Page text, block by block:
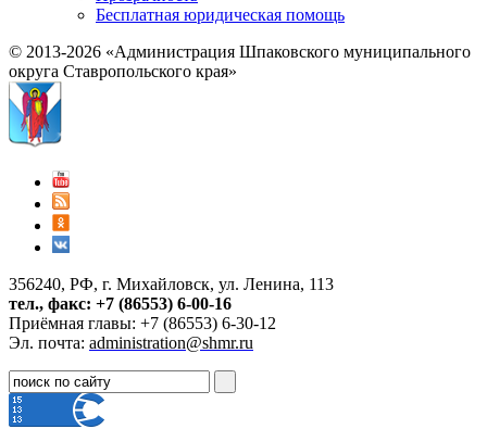
Бесплатная юридическая помощь
© 2013-2026 «Администрация Шпаковского муниципального
округа Ставропольского края»
356240, РФ, г. Михайловск, ул. Ленина, 113
тел., факс: +7 (86553) 6-00-16
Приёмная главы: +7 (86553) 6-30-12
Эл. почта: administration@shmr.ru